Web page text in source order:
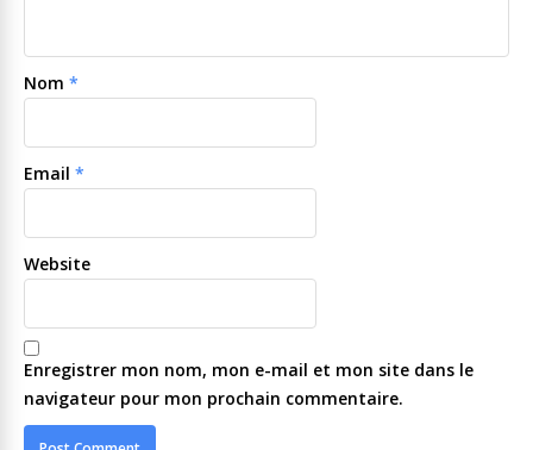
Nom *
Email *
Website
Enregistrer mon nom, mon e-mail et mon site dans le
navigateur pour mon prochain commentaire.